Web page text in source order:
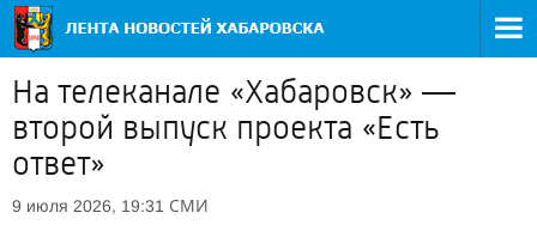
На телеканале «Хабаровск» —
второй выпуск проекта «Есть
ответ»
9 июля 2026, 19:31 СМИ